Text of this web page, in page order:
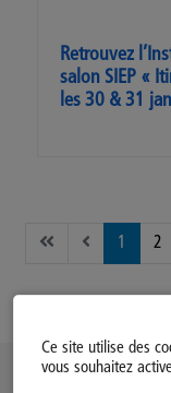
Ce site utilise des
vous souhaitez
Retrouvez
salon SIEP «
les 30 & 31
1 2